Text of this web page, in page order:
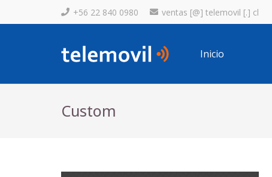
+56 22 840 0980 ventas [@] telemovil [.] cl
Inicio
Custom